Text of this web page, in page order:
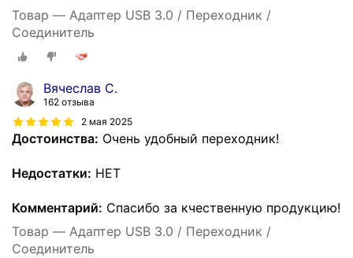
Товар — Адаптер USB 3.0 / Переходник /
Соединитель
Вячеслав С.
162 отзыва
2 мая 2025
Достоинства: Очень удобный переходник!
Недостатки: НЕТ
Комментарий: Спасибо за кчественную продукцию!
Товар — Адаптер USB 3.0 / Переходник /
Соединитель